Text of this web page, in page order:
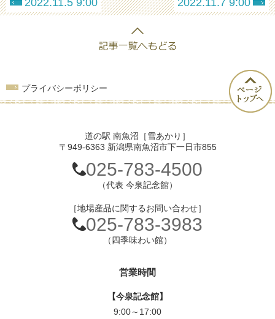
2022.11.5 9:00 2022.11.7 9:00
プライバシーポリシー
道の駅 南魚沼［雪あかり］
〒949-6363 新潟県南魚沼市下一日市855
025-783-4500
（代表 今泉記念館）
［地場産品に関するお問い合わせ］
025-783-3983
（四季味わい館）
営業時間
【今泉記念館】
9:00～17:00